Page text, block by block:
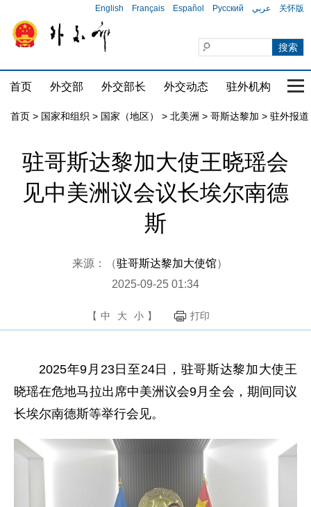
English Français Español Русский عربي 关怀版
首页 外交部 外交部长 外交动态 驻外机构 国
首页 > 国家和组织 > 国家（地区） > 北美洲 > 哥斯达黎加 > 驻外报道
驻哥斯达黎加大使王晓瑶会
见中美洲议会议长埃尔南德
斯
来源：（驻哥斯达黎加大使馆）
2025-09-25 01:34
【 中 大 小 】 打印
2025年9月23日至24日，驻哥斯达黎加大使王
晓瑶在危地马拉出席中美洲议会9月全会，期间同议
长埃尔南德斯等举行会见。